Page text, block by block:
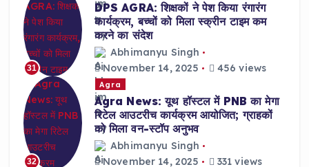
31
DPS AGRA: शिक्षकों ने पेश किया रंगारंग
कार्यक्रम, बच्चों को मिला स्क्रीन टाइम कम
करने का संदेश
Abhimanyu Singh
November 14, 2025
456 views
32
Agra
Agra News: यूथ हॉस्टल में PNB का मेगा
रिटेल आउटरीच कार्यक्रम आयोजित; ग्राहकों
को मिला वन-स्टॉप अनुभव
Abhimanyu Singh
November 14, 2025
331 views